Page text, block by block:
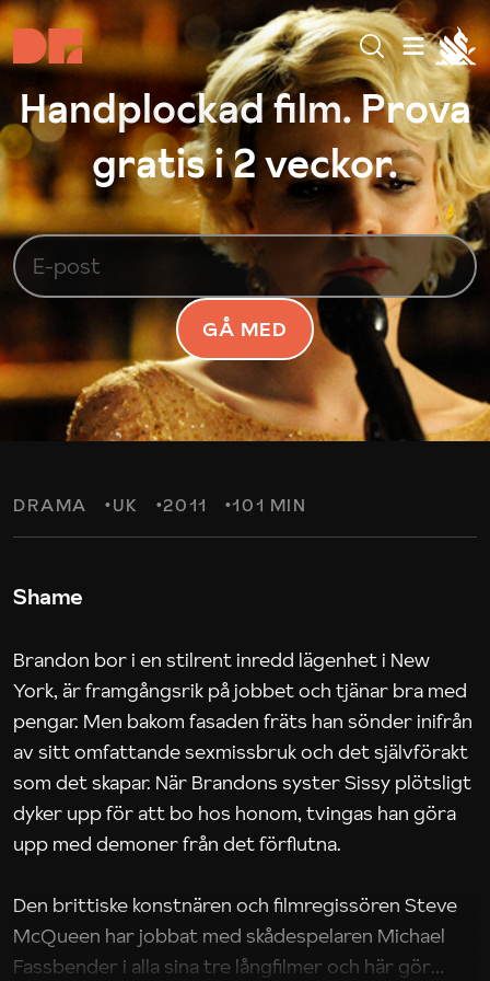
Handplockad film. Prova
gratis i 2 veckor.
GÅ MED
DRAMA UK 2011 101 MIN
Shame
Brandon bor i en stilrent inredd lägenhet i New
York, är framgångsrik på jobbet och tjänar bra med
pengar. Men bakom fasaden fräts han sönder inifrån
av sitt omfattande sexmissbruk och det självförakt
som det skapar. När Brandons syster Sissy plötsligt
dyker upp för att bo hos honom, tvingas han göra
upp med demoner från det förflutna.
Den brittiske konstnären och filmregissören Steve
McQueen har jobbat med skådespelaren Michael
Fassbender i alla sina tre långfilmer och här gör